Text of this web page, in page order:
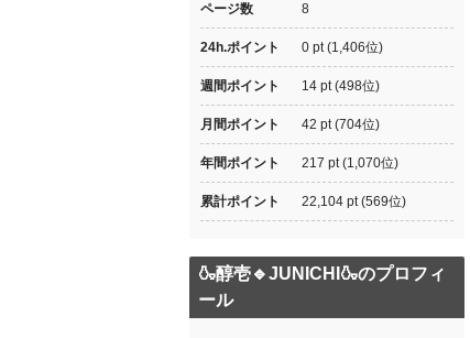
ページ数 8
24h.ポイント 0 pt (1,406位)
週間ポイント 14 pt (498位)
月間ポイント 42 pt (704位)
年間ポイント 217 pt (1,070位)
累計ポイント 22,104 pt (569位)
🍶醇壱🔹JUNICHI🍶のプロフィ
ール